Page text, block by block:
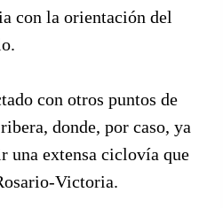
con la orientación del
con otros puntos de
donde, por caso, ya
una extensa ciclovía que
Victoria.